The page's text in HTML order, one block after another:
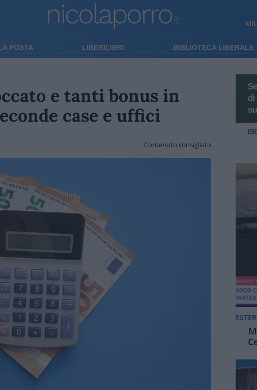
POSTA LIBERILIBRI BIBLIOTECA LIBERALE
e tanti bonus in
case e uffici
Contenuto consigliato